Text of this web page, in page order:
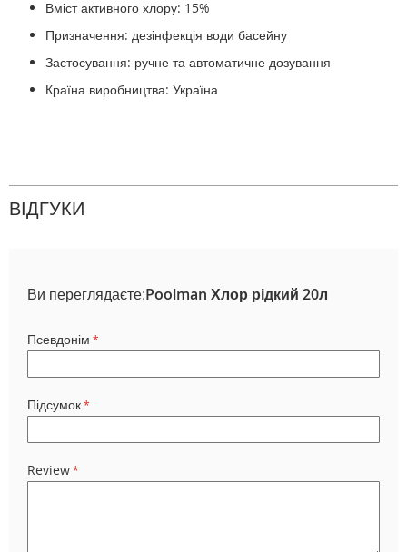
Вміст активного хлору: 15%
Призначення: дезінфекція води басейну
Застосування: ручне та автоматичне дозування
Країна виробництва: Україна
ВІДГУКИ
Ви переглядаєте:Poolman Хлор рідкий 20л
Псевдонім
Підсумок
Review